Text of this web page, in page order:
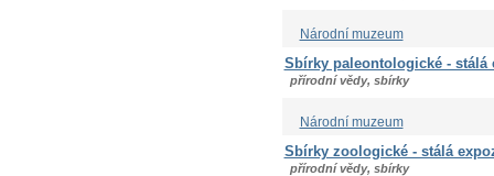
Národní muzeum
Sbírky paleontologické - stálá
přírodní vědy, sbírky
Národní muzeum
Sbírky zoologické - stálá
přírodní vědy, sbírky